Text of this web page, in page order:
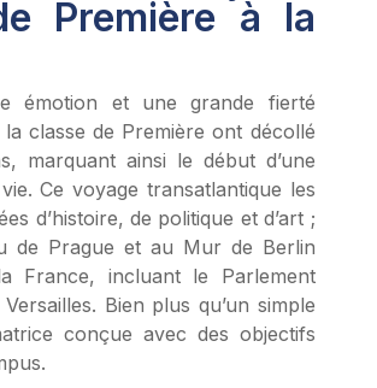
Première à la
émotion et une grande fierté
classe de Première ont décollé
marquant ainsi le début d’une
Ce voyage transatlantique les
d’histoire, de politique et d’art ;
de Prague et au Mur de Berlin
France, incluant le Parlement
Bien plus qu’un simple
conçue avec des objectifs